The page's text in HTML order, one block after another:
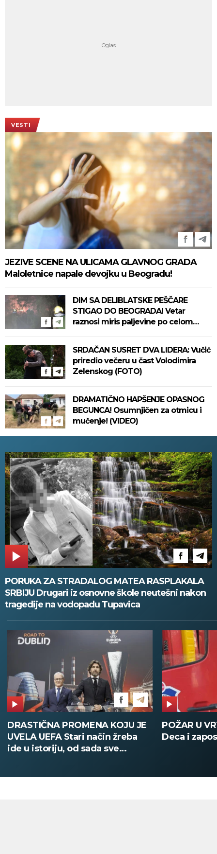
VESTI
JEZIVE SCENE NA ULICAMA GLAVNOG GRADA
Maloletnice napale devojku u Beogradu!
DIM SA DELIBLATSKE PEŠČARE
STIGAO DO BEOGRADA! Vetar
raznosi miris paljevine po celom
SRDAČAN SUSRET DVA LIDERA: Vučić
priredio večeru u čast Volodimira
Zelenskog (FOTO)
DRAMATIČNO HAPŠENJE OPASNOG
BEGUNCA! Osumnjičen za otmicu i
mučenje! (VIDEO)
PORUKA ZA STRADALOG MATEA RASPLAKALA
SRBIJU Drugari iz osnovne škole neutešni nakon
tragedije na vodopadu Tupavica
DRASTIČNA PROMENA KOJU JE
UVELA UEFA Stari način žreba
ide u istoriju, od sada sve
POŽAR U
Deca i